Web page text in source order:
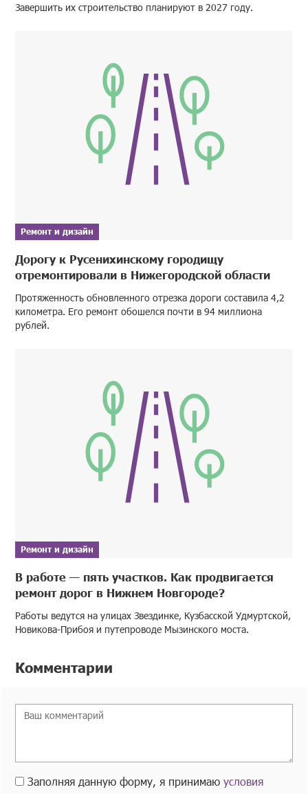
Завершить их строительство планируют в 2027 году.
Ремонт и дизайн
Дорогу к Русенихинскому городищу
отремонтировали в Нижегородской области
Протяженность обновленного отрезка дороги составила 4,2
километра. Его ремонт обошелся почти в 94 миллиона
рублей.
Ремонт и дизайн
В работе — пять участков. Как продвигается
ремонт дорог в Нижнем Новгороде?
Работы ведутся на улицах Звездинке, Кузбасской Удмуртской,
Новикова-Прибоя и путепроводе Мызинского моста.
Комментарии
Заполняя данную форму, я принимаюусловия